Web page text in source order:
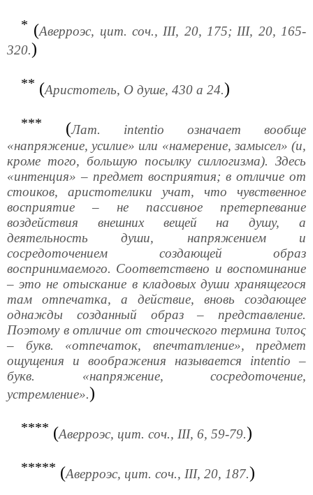
* (Аверроэс, цит. соч., III, 20, 175; III, 20, 165-
320.)
** (Аристотель, О душе, 430 а 24.)
*** (Лат. intentio означает вообще
«напряжение, усилие» или «намерение, замысел» (и,
кроме того, большую посылку силлогизма). Здесь
«интенция» – предмет восприятия; в отличие от
стоиков, аристотелики учат, что чувственное
восприятие – не пассивное претерпевание
воздействия внешних вещей на душу, а
деятельность души, напряжением и
сосредоточением создающей образ
воспринимаемого. Соответствено и воспоминание
– это не отыскание в кладовых души хранящегося
там отпечатка, а действие, вновь создающее
однажды созданный образ – представление.
Поэтому в отличие от стоического термина τυπος
– букв. «отпечаток, впечтатление», предмет
ощущения и воображения называется intentio –
букв. «напряжение, сосредоточение,
устремление».)
**** (Аверроэс, цит. соч., III, 6, 59-79.)
***** (Аверроэс, цит. соч., III, 20, 187.)